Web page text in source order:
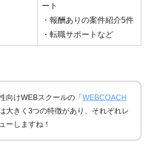
ート
・報酬ありの案件紹介5件
・転職サポートなど
向けWEBスクールの「WEBCOACH
大きく3つの特徴があり、それぞれレ
ーしますね！